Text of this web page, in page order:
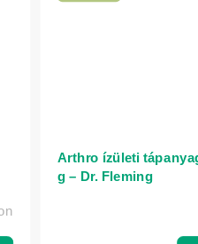
Arthro ízületi
g – Dr. Fleming